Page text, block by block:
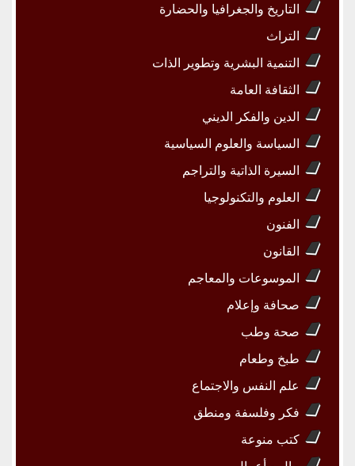
التاريخ والجغرافيا والحضارة
التراث
التنمية البشرية وتطوير الذات
الثقافة العامة
الدين والفكر الديني
السياسة والعلوم السياسية
السيرة الذاتية والتراجم
العلوم والتكنولوجيا
الفنون
القانون
الموسوعات والمعاجم
صحافة وإعلام
صحة وطب
طبخ وطعام
علم النفس والاجتماع
فكر وفلسفة ومنطق
كتب منوعة